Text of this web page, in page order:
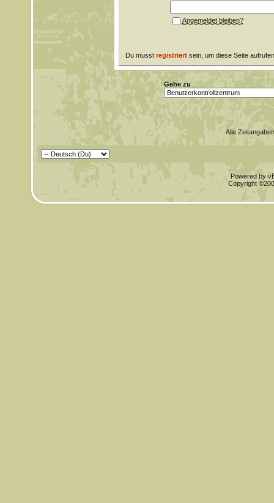
Angemeldet bleiben?
Du musst registriertsein, um diese Seite
Gehe zu
Alle
Powered by
Copyright